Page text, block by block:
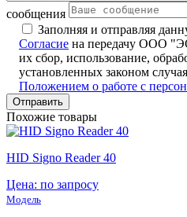
сообщения
Заполняя и отправляя
Согласие на передачу ООО
их сбор, использование,
установленных законом
Положением о работе с
Похожие товары
HID Signo Reader 40
Цена: по запросу
Модель